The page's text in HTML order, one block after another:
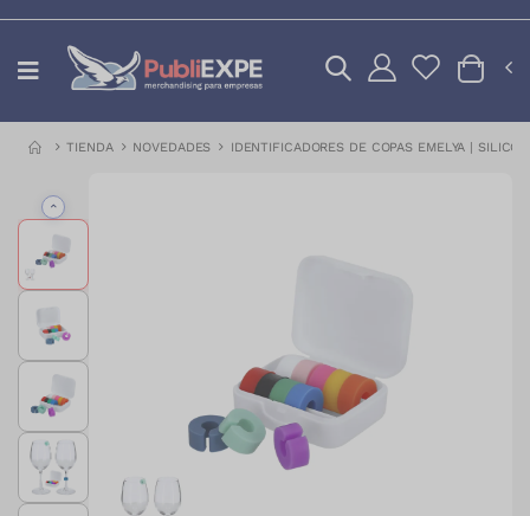
TIENDA NOVEDADES IDENTIFICADORES DE COPAS EMELYA |